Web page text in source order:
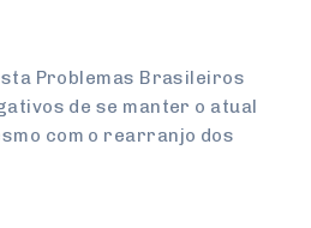
Problemas Brasileiros
de se manter o atual
com o rearranjo dos